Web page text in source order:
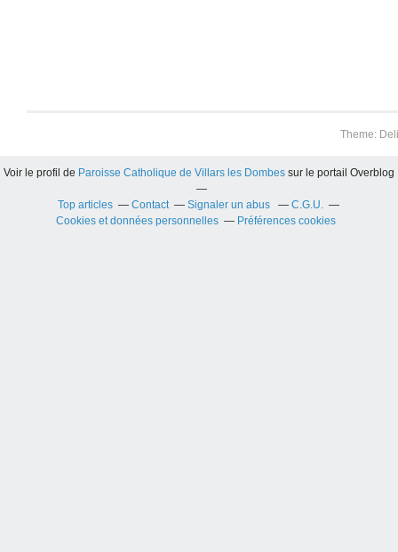
Theme:
Voir le profil de Paroisse Catholique de Villars les Dombes sur le portail Overblog
Top articles Contact Signaler un abus
C.G.U.
Cookies et données personnelles
Préférences cookies